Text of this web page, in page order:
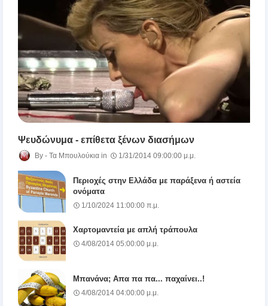
Ψευδώνυμα - επίθετα ξένων διασήμων
Τα Μπουλούκια 1/31/2014 09:00:00 μ.μ.
Περιοχές στην Ελλάδα με παράξενα ή αστεία
ονόματα
1/10/2024 11:00:00 π.μ.
Χαρτομαντεία με απλή τράπουλα
4/08/2014 05:00:00 μ.μ.
Μπανάνα; Απα πα πα... παχαίνει..!
4/08/2014 04:00:00 μ.μ.